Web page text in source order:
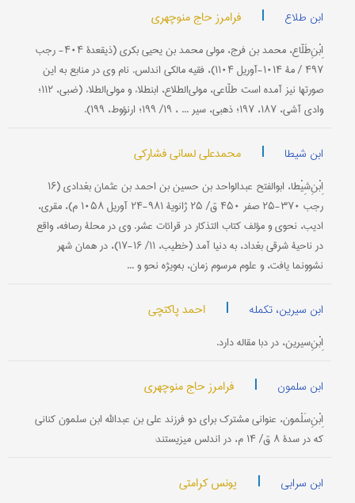
ابن طلاع | فرامرز حاج منوچهری
اِبْنِ‌طَلّاع، محمد بن فرج، مولى محمد بن یحیى بکری (ذیقعدۀ ۴۰۴- رجب
۴۹۷ / مۀ ۱۰۱۴-آوریل ۱۱۰۴)، فقیه مالکی اندلس. نام وی در منابع به این
صورتها نیز آمده است: طلّاعی، مولی‌الطلاع، ابن‎طلاء و مولی‌الطلاء (ضبی، ۱۱۲؛
وادی آشی، ۱۸۷، ۱۹۷؛ ذهبی، سیر ... ، ۱۹/ ۱۹۹؛ ارنؤوط، ۱۹۹).
ابن شیطا | محمدعلی لسانی فشارکی
اِبْنِ‌شِیْطا، ابوالفتح عبدالواحد بن حسین بن احمد بن عثمان بغدادی (۱۶
رجب ۳۷۰-۲۵ صفر ۴۵۰ ق/ ۲۵ ژانویۀ ۹۸۱-۲۴ آوریل ۱۰۵۸ م)، مقری،
ادیب، نحوی و مؤلف کتاب التذکار در قرائات عشر. وی در محلۀ رصافه، واقع
در ناحیۀ شرقی بغداد، به دنیا آمد (خطیب، ۱۱/ ۱۶-۱۷)، در همان شهر
نشوونما یافت، و علوم مرسوم زمان، به‌ویژه نحو و ...
ابن سیرین، تکمله | احمد پاکتچی
اِبْنِ‌سیرین، در دبا مقاله دارد.
ابن سلمون | فرامرز حاج منوچهری
اِبْنِ‌‌سَلْمون، عنوانی مشترک برای دو فرزند علی بن عبدالله ابن سلمون کنانی
که در سدۀ ۸ ق/ ۱۴ م، در اندلس می‎زیستند:
ابن سرابی | یونس کرامتی